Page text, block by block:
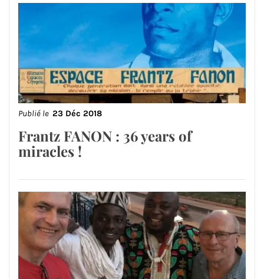
Publié le 23 Déc 2018
Frantz FANON : 36 years of
miracles !